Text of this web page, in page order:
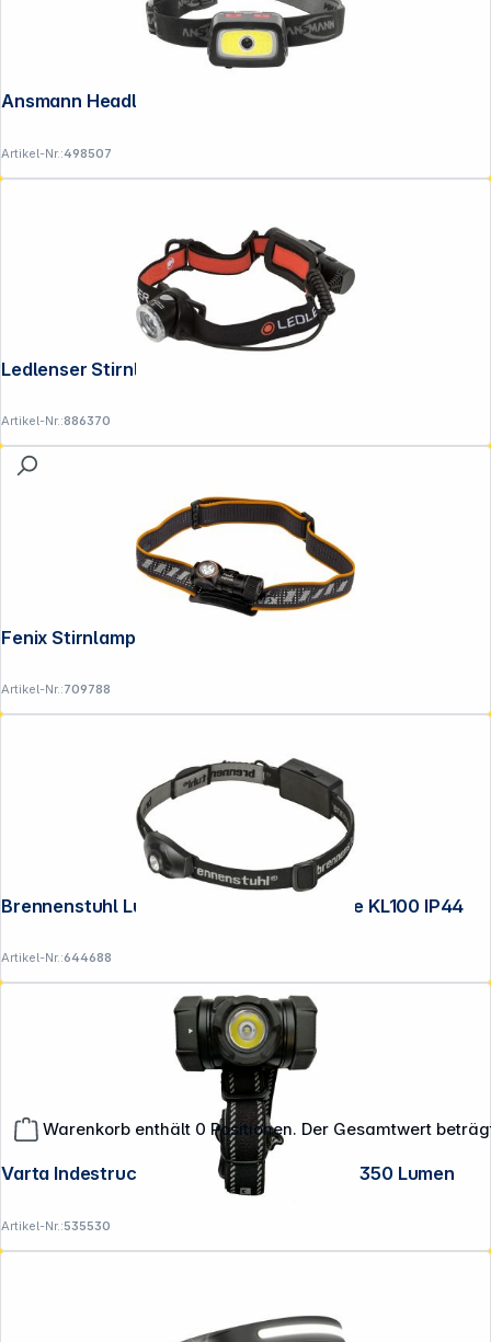
Warenkorb enthält 0 Positionen. Der Gesamtwert
Ansmann Headlight HD200B
Artikel-Nr.:498507
Artikel-Nr.:886370
Artikel-Nr.:709788
Brennenstuhl LuxPremium LED Kopflampe KL100 IP44
Artikel-Nr.:644688
Varta Indestructible H20 Pro 4 Watt LED, 350 Lumen
Artikel-Nr.:535530
**EVP = Empfohlener Verkaufspreis des Herstellers /
Lieferanten zzgl. 19% Mwst.
Alle Preise exkl. gesetzl. Mehrwertsteuer zzgl.